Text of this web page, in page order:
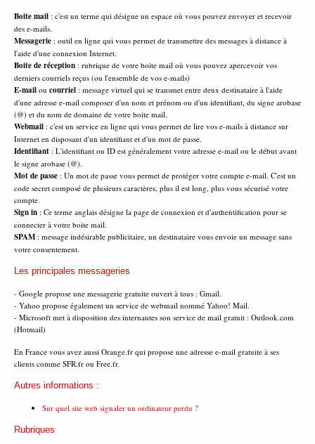
Boite mail : c'est un terme qui désigne un espace où vous pouvez envoyer et recevoir
des e-mails.
Messagerie : outil en ligne qui vous permet de transmettre des messages à distance à
l'aide d'une connexion Internet.
Boite de réception : rubrique de votre boite mail où vous pouvez apercevoir vos
derniers courriels reçus (ou l'ensemble de vos e-mails)
E-mail ou courriel : message virtuel qui se transmet entre deux destinataire à l'aide
d'une adresse e-mail composer d'un nom et prénom ou d'un identifiant, du signe arobase
(@) et du nom de domaine de votre boite mail.
Webmail : c'est un service en ligne qui vous permet de lire vos e-mails à distance sur
Internet en disposant d'un identifiant et d'un mot de passe.
Identifiant : L'identifiant ou ID est généralement votre adresse e-mail ou le début avant
le signe arobase (@).
Mot de passe : Un mot de passe vous permet de protéger votre compte e-mail. C'est un
code secret composé de plusieurs caractères, plus il est long, plus vous sécurisé votre
compte.
Sign in : Ce terme anglais désigne la page de connexion et d'authentification pour se
connecter à votre boite mail.
SPAM : message indésirable publicitaire, un destinataire vous envoie un message sans
votre consentement.
Les principales messageries
- Google propose une messagerie gratuite ouvert à tous : Gmail.
- Yahoo propose également un service de webmail nommé Yahoo! Mail.
- Microsoft met à disposition des internautes son service de mail gratuit : Outlook.com
(Hotmail)
En France vous avez aussi Orange.fr qui propose une adresse e-mail gratuite à ses
clients comme SFR.fr ou Free.fr.
Autres informations :
Sur quel site web signaler un ordinateur perdu ?
Rubriques